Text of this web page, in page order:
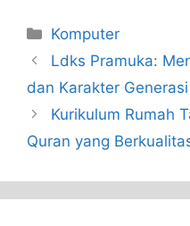
Categories
Komputer
Ldks Pramuka:
dan Karakter
Kurikulum Rumah
Quran yang